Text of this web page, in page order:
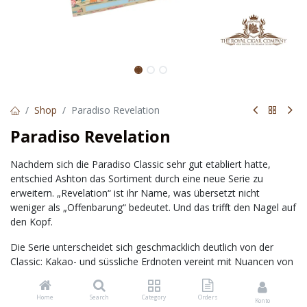
Home Search Category Orders Konto
Shop Paradiso Revelation
Paradiso Revelation
Nachdem sich die Paradiso Classic sehr gut etabliert hatte,
entschied Ashton das Sortiment durch eine neue Serie zu
erweitern. „Revelation“ ist ihr Name, was übersetzt nicht
weniger als „Offenbarung“ bedeutet. Und das trifft den Nagel auf
den Kopf.
Die Serie unterscheidet sich geschmacklich deutlich von der
Classic: Kakao- und süssliche Erdnoten vereint mit Nuancen von
Leder und weissem Pfeffer. Die Zigarren entwickeln eine zarte
Süsse, die mit Zedernholz- und Nussaromen unterlegt wird. Eine